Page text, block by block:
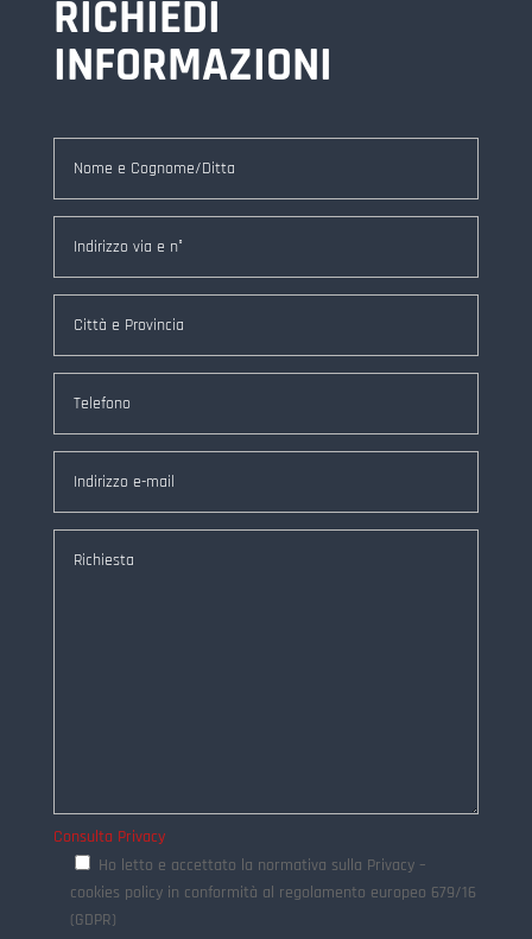
RICHIEDI
INFORMAZIONI
Consulta Privacy
Ho letto e accettato la normativa sulla Privacy –
cookies policy in conformità al regolamento europeo 679/16
(GDPR)